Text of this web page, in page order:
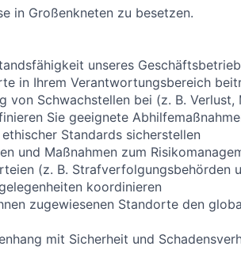
in Großenkneten zu besetzen.
unseres
in Ihrem Verantwortungsbereich
von Schwachstellen bei (z. B.
Sie geeignete
Standards sicherstellen
und Maßnahmen zum
(z. B. Strafverfolgungsbehörden
koordinieren
zugewiesenen Standorte den
mit Sicherheit und